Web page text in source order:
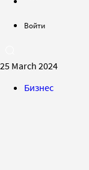
Войти
25 March 2024
Бизнес